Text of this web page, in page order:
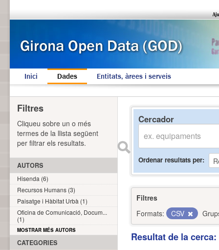
Inici Dades Entitats, àrees i serveis
Cercador
Ordenar resultats per
Filtres
Formats:
CSV
Resultat de la
Filtres
Cliqueu sobre un o més
termes de la llista següent
per filtrar els resultats.
AUTORS
Hisenda (6)
Recursos Humans (3)
Paisatge i Hàbitat Urbà (1)
Oficina de Comunicació, Docum...
(1)
MOSTRAR MÉS AUTORS
CATEGORIES